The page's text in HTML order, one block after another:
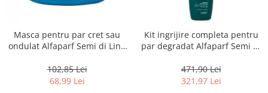
Masca pentru par cret sau
ondulat Alfaparf Semi di Lino
102,85 Lei
68,99 Lei
Kit ingrijire completa pentru
par degradat Alfaparf Semi di
Reparative, Salon Size
471,90 Lei
321,97 Lei